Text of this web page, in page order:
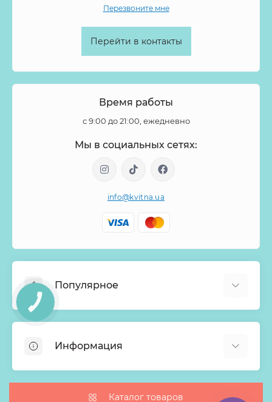
Перезвоните мне
Перейти в контакты
Время работы
с 9:00 до 21:00, ежедневно
Мы в социальных сетях:
info@kvitna.ua
Популярное
Онлайн-Витрина
Хиты продаж
Букеты из роз
Корзины с цветами
Информация
Каталог товаров
КНОПКА
ЗВ'ЯЗКУ